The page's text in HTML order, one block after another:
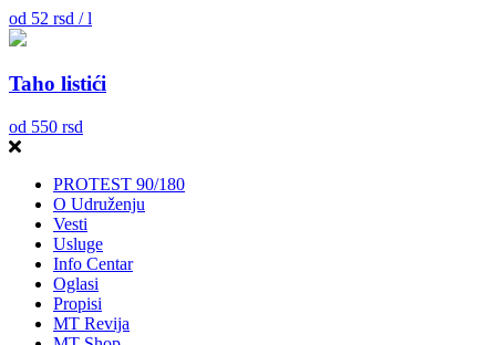
od 52 rsd / l
Taho listići
od 550 rsd
PROTEST 90/180
O Udruženju
Vesti
Usluge
Info Centar
Oglasi
Propisi
MT Revija